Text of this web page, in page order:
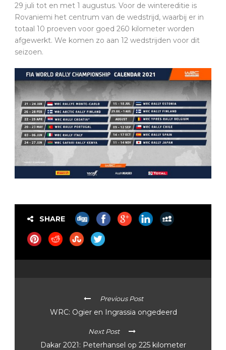
29 juli tot en met 1 augustus. Voor de wintereditie is
Rovaniemi het centrum van de wedstrijd, waarbij er in
totaal 10 proeven voor goed 260 kilometer worden
afgewerkt. We komen zo aan 12 wedstrijden voor dit
seizoen.
SHARE
Previous Post
WRC: Ogier en Ingrassia ongedeerd
Next Post
Dakar 2021: Peterhansel op 225 kilometer